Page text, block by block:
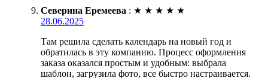
Северина Еремеева : ★ ★ ★ ★ ★
28.06.2025
Там решила сделать календарь на новый год и
обратилась в эту компанию. Процесс оформления
заказа оказался простым и удобным: выбрала
шаблон, загрузила фото, все быстро настраивается.